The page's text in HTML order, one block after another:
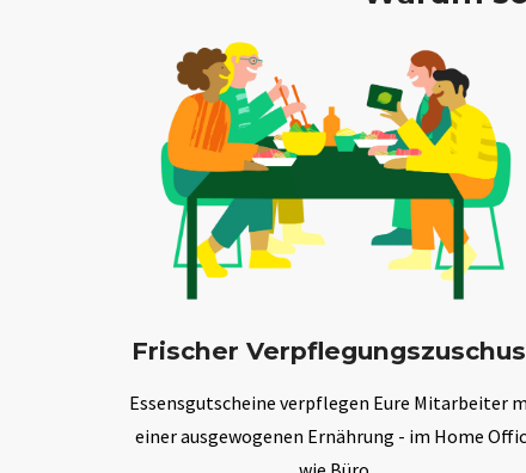
Frischer
Essensgutscheine verpflegen Eure Mitarbeiter
einer ausgewogenen Ernährung - im Home